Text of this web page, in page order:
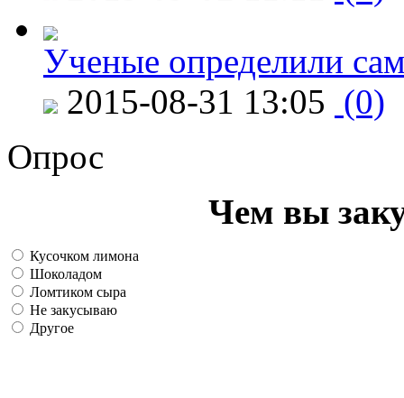
Ученые определили
2015-08-31 13:05 (0)
Опрос
Чем вы
Кусочком лимона
Шоколадом
Ломтиком сыра
Не закусываю
Другое